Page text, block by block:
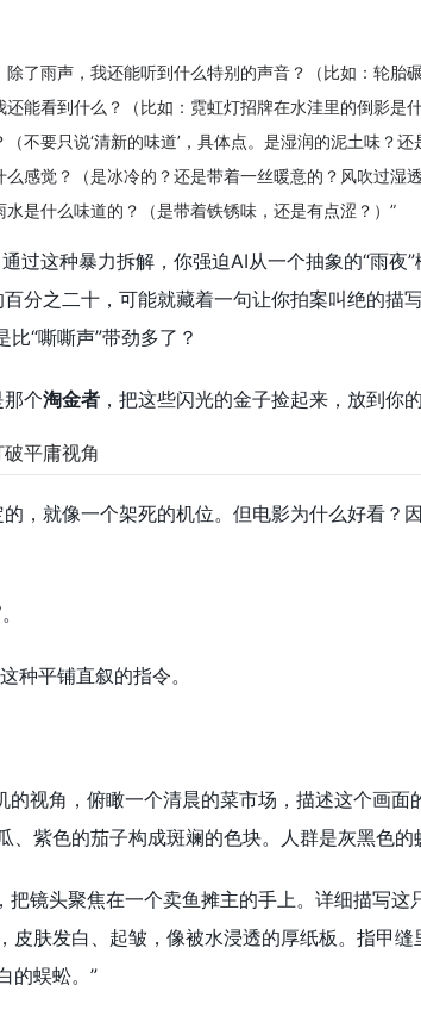
除了雨声，我还能听到什么特别的声音？（比如：轮
还能看到什么？（比如：霓虹灯招牌在水洼里的倒影
不要只说‘清新的味道’，具体点。是湿润的泥土味？
么感觉？（是冰冷的？还是带着一丝暖意的？风吹过湿
水是什么味道的？（是带着铁锈味，还是有点涩？）”
过这种暴力拆解，你强迫AI从一个抽象的“雨
分之二十，可能就藏着一句让你拍案叫绝的描
“嘶嘶声”带劲多了？
个淘金者 ，把这些闪光的金子捡起来，放到你的
平庸视角
，就像一个架死的机位。但电影为什么好看
。
种平铺直叙的指令。
的视角，俯瞰一个清晨的菜市场，描述这个画
、紫色的茄子构成斑斓的色块。人群是灰黑色的
把镜头聚焦在一个卖鱼摊主的手上。详细描写
皮肤发白、起皱，像被水浸透的厚纸板。指甲
的蜈蚣。”